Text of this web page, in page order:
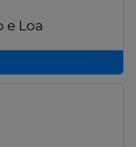
e Loa